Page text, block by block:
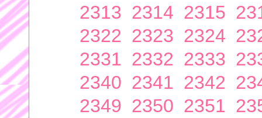
2313 2314 2315
2322 2323 2324
2331 2332 2333
2340 2341 2342
2349 2350 2351